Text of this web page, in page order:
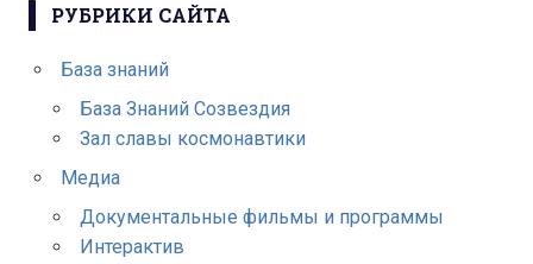
РУБРИКИ САЙТА
База знаний
База Знаний Созвездия
Зал славы космонавтики
Медиа
Документальные фильмы и программы
Интерактив